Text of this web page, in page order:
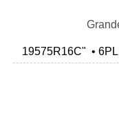
19575R16C" •